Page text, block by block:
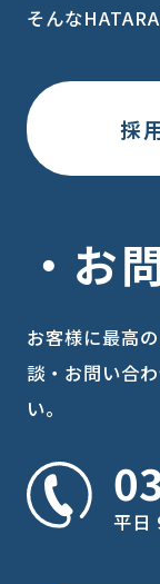
そんな
採
お
お客様に最高
談・お問い合
い。
平日